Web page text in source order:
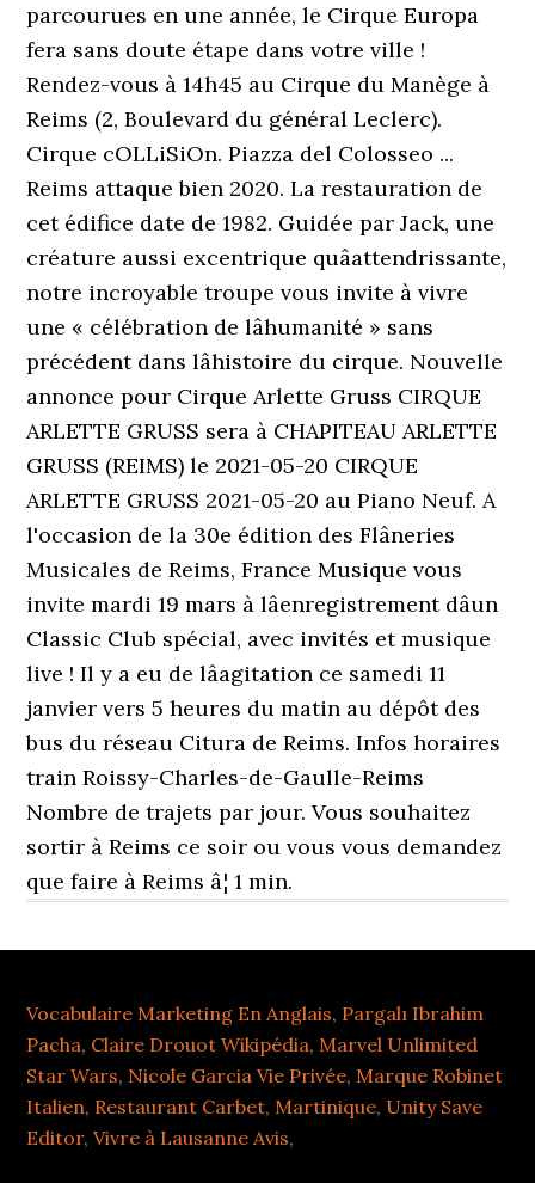
parcourues en une année, le Cirque Europa
fera sans doute étape dans votre ville !
Rendez-vous à 14h45 au Cirque du Manège à
Reims (2, Boulevard du général Leclerc).
Cirque cOLLiSiOn. Piazza del Colosseo ...
Reims attaque bien 2020. La restauration de
cet édifice date de 1982. Guidée par Jack, une
créature aussi excentrique quâattendrissante,
notre incroyable troupe vous invite à vivre
une « célébration de lâhumanité » sans
précédent dans lâhistoire du cirque. Nouvelle
annonce pour Cirque Arlette Gruss CIRQUE
ARLETTE GRUSS sera à CHAPITEAU ARLETTE
GRUSS (REIMS) le 2021-05-20 CIRQUE
ARLETTE GRUSS 2021-05-20 au Piano Neuf. A
l'occasion de la 30e édition des Flâneries
Musicales de Reims, France Musique vous
invite mardi 19 mars à lâenregistrement dâun
Classic Club spécial, avec invités et musique
live ! Il y a eu de lâagitation ce samedi 11
janvier vers 5 heures du matin au dépôt des
bus du réseau Citura de Reims. Infos horaires
train Roissy-Charles-de-Gaulle-Reims
Nombre de trajets par jour. Vous souhaitez
sortir à Reims ce soir ou vous vous demandez
que faire à Reims â¦ 1 min.
Vocabulaire Marketing En Anglais, Pargalı Ibrahim
Pacha, Claire Drouot Wikipédia,Marvel Unlimited
Star Wars, Nicole Garcia Vie Privée,Marque Robinet
Italien, Restaurant Carbet, Martinique, Unity Save
Editor,Vivre à Lausanne Avis,